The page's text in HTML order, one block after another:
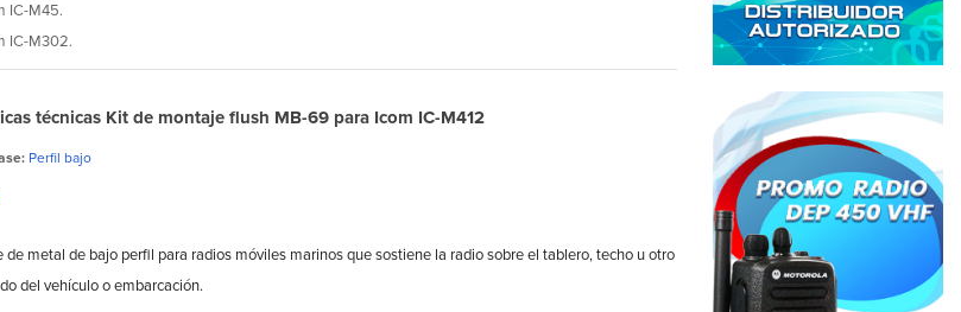
IC-M45.
IC-M302.
técnicas Kit de montaje flush MB-69 para Icom IC-M412
Perfil bajo
de metal de bajo perfil para radios móviles marinos que sostiene la radio sobre el tablero, techo u otro
del vehículo o embarcación.